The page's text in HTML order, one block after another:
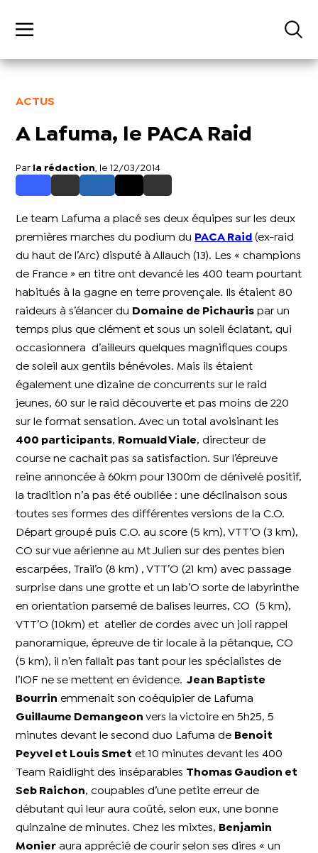
ACTUS
A Lafuma, le PACA Raid
Par la rédaction , le 12/03/2014
Le team Lafuma a placé ses deux équipes sur les deux
premières marches du podium du
PACA Raid (ex-raid
du haut de l’Arc) disputé à Allauch (13). Les « champions
de France » en titre ont devancé les 400 team pourtant
habitués à la gagne en terre provençale. Ils étaient 80
raideurs à s’élancer du
Domaine de Pichauris par un
temps plus que clément et sous un soleil éclatant, qui
occasionnera d’ailleurs quelques magnifiques coups
de soleil aux gentils bénévoles. Mais ils étaient
également une dizaine de concurrents sur le raid
jeunes, 60 sur le raid découverte et pas moins de 220
sur le format sensation. Avec un total avoisinant les
400 participants, Romuald Viale, directeur de
course ne cachait pas sa satisfaction. Sur l’épreuve
reine annoncée à 60km pour 1300m de dénivelé positif,
la tradition n’a pas été oubliée : une déclinaison sous
toutes ses formes des différentes versions de la C.O.
Départ groupé puis C.O. au score (5 km), VTT’O (3 km),
CO sur vue aérienne au Mt Julien sur des pentes bien
escarpées, Trail’o (8 km) , VTT’O (21 km) avec passage
surprise dans une grotte et un lab’O sorte de labyrinthe
en orientation parsemé de balises leurres, CO (5 km),
VTT’O (10km) et atelier de cordes avec un joli rappel
panoramique, épreuve de tir locale à la pétanque, CO
(5 km), il n’en fallait pas tant pour les spécialistes de
l’IOF ne se mettent en évidence. Jean Baptiste
Bourrin emmenait son coéquipier de Lafuma
Guillaume Demangeon vers la victoire en 5h25, 5
minutes devant le second duo Lafuma de Benoit
Peyvel et Louis Smet et 10 minutes devant les 400
Team Raidlight des inséparables Thomas Gaudion et
Seb Raichon, coupables d’une petite erreur de
débutant qui leur aura coûté, selon eux, une bonne
quinzaine de minutes. Chez les mixtes,
Benjamin
Monier aura apprécié de courir selon ses dires « un